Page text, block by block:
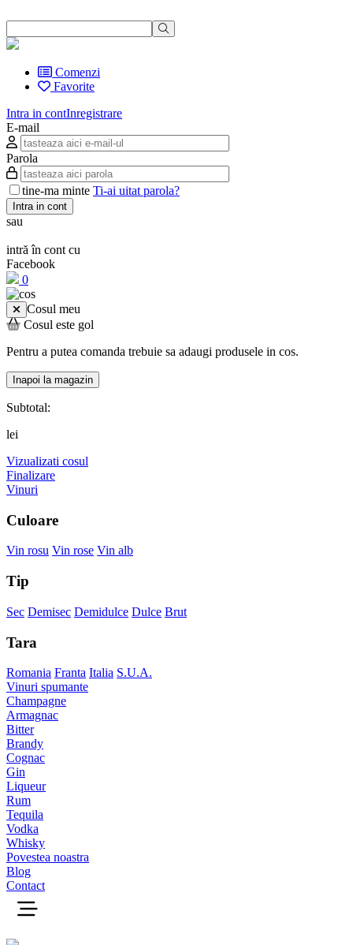
Comenzi
Favorite
Intra in contInregistrare
E-mail
Parola
tine-ma minte Ti-ai uitat parola?
Intra in cont
sau
intră în cont cu
Facebook
0
Cosul meu
Cosul este gol
Pentru a putea comanda trebuie sa adaugi produsele in cos.
Inapoi la magazin
Subtotal:
lei
Vizualizati cosul
Finalizare
Vinuri
Culoare
Vin rosu Vin rose Vin alb
Tip
Sec Demisec Demidulce Dulce Brut
Tara
Romania Franta Italia S.U.A.
Vinuri spumante
Champagne
Armagnac
Bitter
Brandy
Cognac
Gin
Liqueur
Rum
Tequila
Vodka
Whisky
Povestea noastra
Blog
Contact